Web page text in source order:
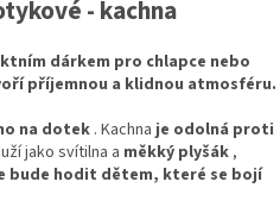
- kachna
dárkem pro chlapce nebo
příjemnou a klidnou atmosféru.
na dotek. Kachna je odolná proti
jako svítilna a měkký plyšák ,
bude hodit dětem, které se bojí